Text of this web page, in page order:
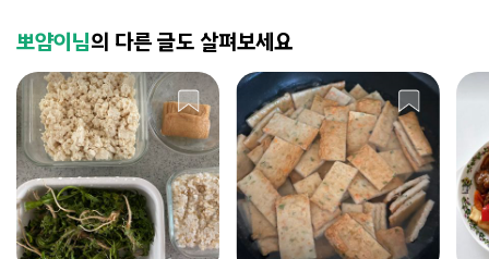
뽀얌이님의 다른 글도 살펴보세요